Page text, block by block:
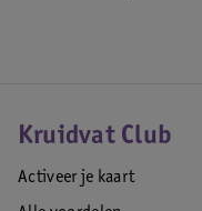
Kruidvat Club
Activeer je kaart